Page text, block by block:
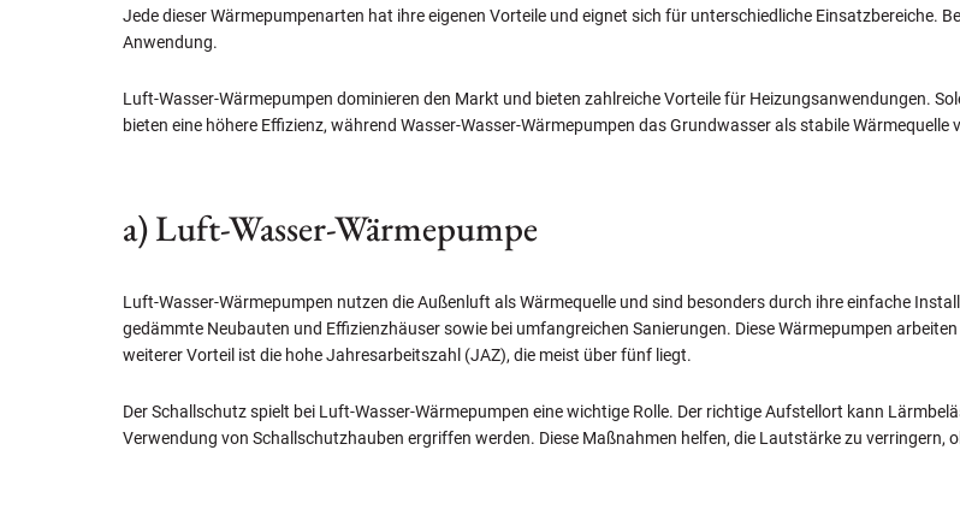
Jede dieser Wärmepumpenarten hat ihre eigenen Vorteile und eignet sich für unterschiedliche Einsatzbereiche.
Anwendung.
Luft-Wasser-Wärmepumpen dominieren den Markt und bieten zahlreiche Vorteile für Heizungsanwendungen.
bieten eine höhere Effizienz, während Wasser-Wasser-Wärmepumpen das Grundwasser als stabile
a) Luft-Wasser-Wärmepumpe
Luft-Wasser-Wärmepumpen nutzen die Außenluft als Wärmequelle und sind besonders durch ihre einfache
gedämmte Neubauten und Effizienzhäuser sowie bei umfangreichen Sanierungen. Diese Wärmepumpen
weiterer Vorteil ist die hohe Jahresarbeitszahl (JAZ), die meist über fünf liegt.
Der Schallschutz spielt bei Luft-Wasser-Wärmepumpen eine wichtige Rolle. Der richtige Aufstellort kann
Verwendung von Schallschutzhauben ergriffen werden. Diese Maßnahmen helfen, die Lautstärke zu verringern,